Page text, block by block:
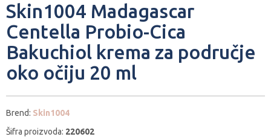
Skin1004 Madagascar
Centella Probio-Cica
Bakuchiol krema za područje
oko očiju 20 ml
Brend: Skin1004
Šifra proizvoda: 220602